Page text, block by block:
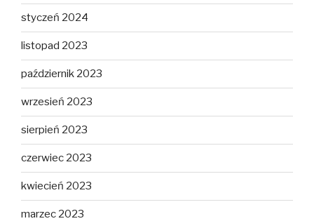
styczeń 2024
listopad 2023
październik 2023
wrzesień 2023
sierpień 2023
czerwiec 2023
kwiecień 2023
marzec 2023